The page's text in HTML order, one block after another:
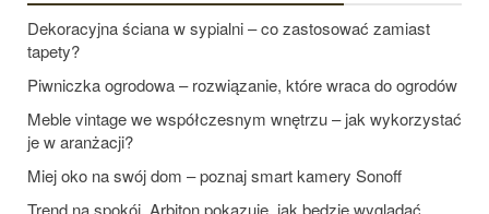
Dekoracyjna ściana w sypialni – co zastosować zamiast
tapety?
Piwniczka ogrodowa – rozwiązanie, które wraca do ogrodów
Meble vintage we współczesnym wnętrzu – jak wykorzystać
je w aranżacji?
Miej oko na swój dom – poznaj smart kamery Sonoff
Trend na spokój. Arbiton pokazuje, jak będzie wyglądać